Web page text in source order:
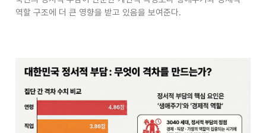
역할 구조에 더 큰 영향을 받고 있음을 보여준다.